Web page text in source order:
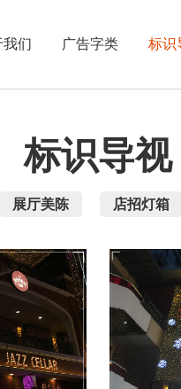
我们 广告字类 标识
标识导视
展厅美陈 店招灯箱